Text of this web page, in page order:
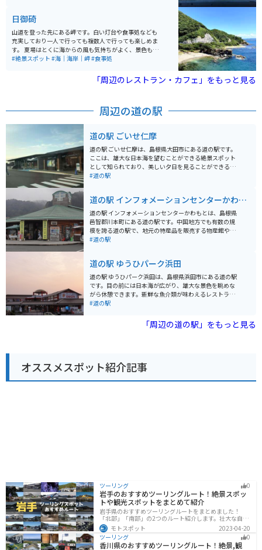
ポットが多数あります。
日御碕
山道を登った先にある岬です。白い灯台や食事処なども
充実しており一人で行っても複数人で行っても楽しめま
す。 夏場はとくに海からの風も気持ちがよく、景色も良
いため絶景スポットとしても有名です。 出雲大社も近く
#絶景スポット #海｜海岸｜岬#食事処
「周辺のレストラン・カフェ」をもっと見る
周辺の道の駅
道の駅 ごいせ仁摩
道の駅 ごいせ仁摩は、島根県大田市にある道の駅です。
ここは、雄大な日本海を望むことができる絶景スポット
として知られており、美しい夕日を見ることができる場
所としても人気があります。 道の駅には、地元でとれた
魚介類を使った海鮮丼や、地元でとれた新鮮な野菜を使
った定食です。 また、道の駅 ごいせ仁摩は、バイクツー
リングの休憩スポットとしても人気があります。道の駅
には、広い駐車場が完備されているので、安心してバイ
クを停めることができます。 道の駅 ごいせ仁摩からほど
す。石見銀山は、かつて銀の採掘で栄えた場所で、当時
の面影を残す坑道や、当時の様子を伝える資料館などが
あります。仁摩サンドミュージアムは、砂時計をテーマ
にした博物館で、世界最大級の砂時計を見ることができ
ます。
#道の駅
道の駅 インフォメーションセンターかわも
と
道の駅 インフォメーションセンターかわもとは、島根県
邑智郡川本町にある道の駅です。中国地方でも有数の規
模を誇る道の駅で、地元の特産品を販売する物産館やレ
ストラン、観光情報コーナーなどが併設されています。
元産の食材を使った料理を楽しむことができます。観光
情報コーナーでは、川本町の観光スポットやイベント情
報などを得ることができます。 バイクに乗っている方
は、道の駅 インフォメーションセンターかわもとで休憩
をとったり、地元の食材を購入したりするのに最適な場
に位置し、東西に長く、町の面積の約8割を山林が占め
中でも、特に多くの神楽が伝承されていることでも知ら
れています。毎年10月には、町内各地で神楽が奉納され
る「石見川本神楽めぐり」が開催されます。
#道の駅
道の駅 ゆうひパーク浜田
道の駅 ゆうひパーク浜田は、島根県浜田市にある道の駅
です。目の前には日本海が広がり、雄大な景色を眺めな
がら休憩できます。新鮮な魚介類が味わえるレストラン
や、地元の特産品を販売するショップが人気です。 ツー
線がおすすめです。道の駅にはバイクスタンドも設置さ
れているので、安心して休憩できます。浜田市周辺に
市のブランド豚「どんちっち三元豚」を使ったハムやソ
ーセージも人気です。道の駅で購入できるので、お土産
にいかがでしょうか。
#道の駅
「周辺の道の駅」をもっと見る
オススメスポット紹介記事
ツーリング 0
岩手のおすすめツーリングルート！絶景スポッ
トや観光スポットをまとめて紹介
岩手県のおすすめツーリングルートをまとめました！
「北部」「南部」の2つのルート紹介します。壮大な自然
や歴史的な観光スポットが多く存在するので楽しめま
す。バイクで岩手県にツーリングに行く際は参考にして
ください。
モトスポット
2023-04-20
ツーリング
0
香川県のおすすめツーリングルート！絶景,観